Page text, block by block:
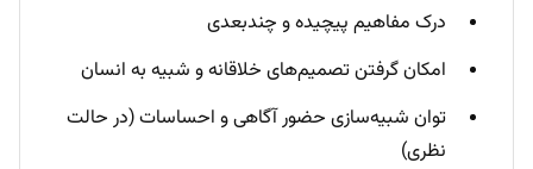
درک مفاهیم پیچیده و چندبعدی
امکان گرفتن تصمیم‌های خلاقانه و شبیه به انسان
توان شبیه‌سازی حضور آگاهی و احساسات (در حالت
نظری)